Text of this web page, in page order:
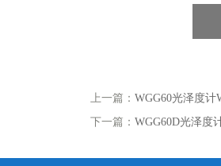
上一篇： WGG60光泽度计
下一篇： WGG60D光泽度